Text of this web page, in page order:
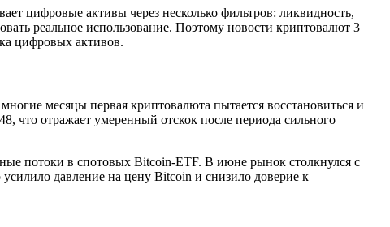
цифровые активы через несколько фильтров: ликвидность,
реальное использование. Поэтому новости криптовалют 3
цифровых активов.
месяцы первая криптовалюта пытается восстановиться и
что отражает умеренный отскок после периода сильного
потоки в спотовых Bitcoin-ETF. В июне рынок столкнулся с
давление на цену Bitcoin и снизило доверие к